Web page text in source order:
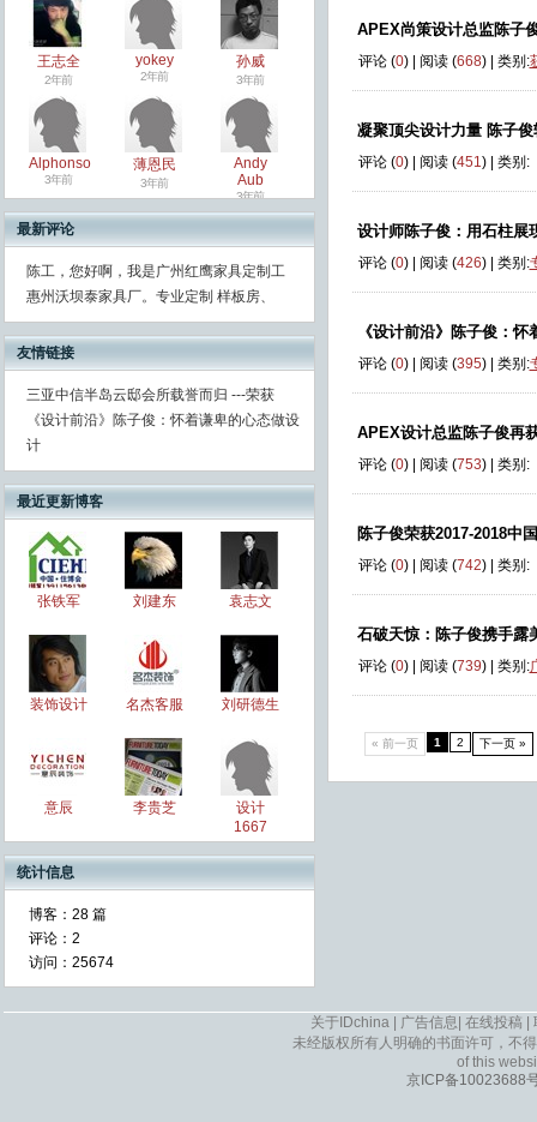
王志全
2年前
yokey
2年前
孙威
3年前
Alphonso
3年前
薄恩民
3年前
Andy
Aub
3年前
最新评论
陈工，您好啊，我是广州红鹰家具定制工
惠州沃坝泰家具厂。专业定制 样板房、
友情链接
三亚中信半岛云邸会所载誉而归 ---荣获
《设计前沿》陈子俊：怀着谦卑的心态做设
计
最近更新博客
张铁军 刘建东 袁志文
装饰设计 名杰客服 刘研德生
意辰 李贵芝
设计
1667
统计信息
博客： 28 篇
评论： 2
访问： 25674
APEX尚策设计总监陈子
评论 (0) | 阅读 (668) | 类别:
凝聚顶尖设计力量 陈子
评论 (0) | 阅读 (451) | 类别:
设计师陈子俊：用石柱展
评论 (0) | 阅读 (426) | 类别:
《设计前沿》陈子俊：
评论 (0) | 阅读 (395) | 类别:
APEX设计总监陈子俊再
评论 (0) | 阅读 (753) | 类别:
陈子俊荣获2017-2018中
评论 (0) | 阅读 (742) | 类别:
石破天惊：陈子俊携手露
评论 (0) | 阅读 (739) | 类别:
« 前一页 1 2 下一页 »
关于IDchina 广告信息 在线投稿
未经版权所有人明确的书面许可，不
of this
京ICP备10023688